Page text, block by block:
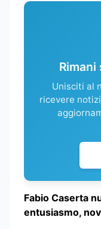
Unisciti al
ricevere
Fabio Caserta
entusiasmo,